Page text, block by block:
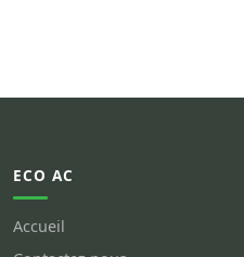
ECO AC
Accueil